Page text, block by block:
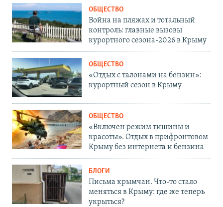
ОБЩЕСТВО
Война на пляжах и тотальный
контроль: главные вызовы
курортного сезона-2026 в Крыму
ОБЩЕСТВО
«Отдых с талонами на бензин»:
курортный сезон в Крыму
ОБЩЕСТВО
«Включен режим тишины и
красоты». Отдых в прифронтовом
Крыму без интернета и бензина
БЛОГИ
Письма крымчан. Что-то стало
меняться в Крыму: где же теперь
укрыться?